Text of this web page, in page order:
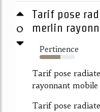
0
Tarif pose
merlin
Pertinence
59%
Tarif pose
rayonnant mobile
Tarif pose